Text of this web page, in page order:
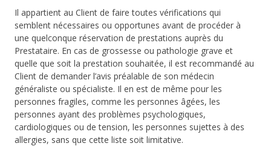
Il appartient au Client de faire toutes vérifications qui
semblent nécessaires ou opportunes avant de procéder à
une quelconque réservation de prestations auprès du
Prestataire. En cas de grossesse ou pathologie grave et
quelle que soit la prestation souhaitée, il est recommandé au
Client de demander l’avis préalable de son médecin
généraliste ou spécialiste. Il en est de même pour les
personnes fragiles, comme les personnes âgées, les
personnes ayant des problèmes psychologiques,
cardiologiques ou de tension, les personnes sujettes à des
allergies, sans que cette liste soit limitative.